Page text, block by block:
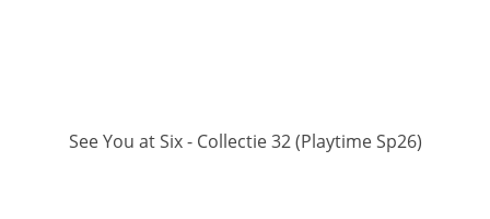
See You at Six - Collectie 32 (Playtime Sp26)